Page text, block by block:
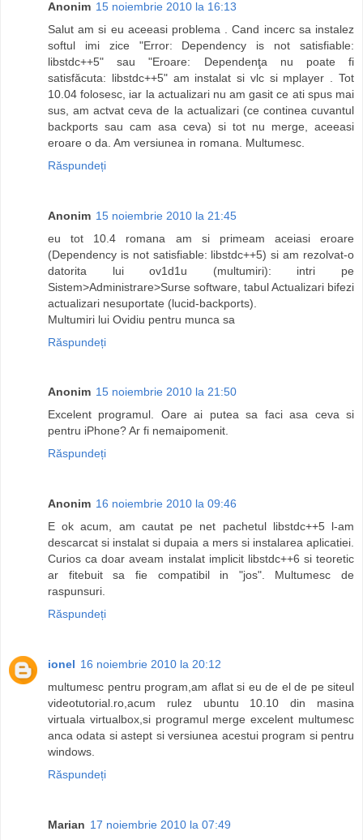
Anonim 15 noiembrie 2010 la 16:13
Salut am si eu aceeasi problema . Cand incerc sa instalez
softul imi zice "Error: Dependency is not satisfiable:
libstdc++5" sau "Eroare: Dependenţa nu poate fi
satisfăcuta: libstdc++5" am instalat si vlc si mplayer . Tot
10.04 folosesc, iar la actualizari nu am gasit ce ati spus mai
sus, am actvat ceva de la actualizari (ce continea cuvantul
backports sau cam asa ceva) si tot nu merge, aceeasi
eroare o da. Am versiunea in romana. Multumesc.
Răspundeți
Anonim 15 noiembrie 2010 la 21:45
eu tot 10.4 romana am si primeam aceiasi eroare
(Dependency is not satisfiable: libstdc++5) si am rezolvat-o
datorita lui ov1d1u (multumiri): intri pe
Sistem>Administrare>Surse software, tabul Actualizari bifezi
actualizari nesuportate (lucid-backports).
Multumiri lui Ovidiu pentru munca sa
Răspundeți
Anonim 15 noiembrie 2010 la 21:50
Excelent programul. Oare ai putea sa faci asa ceva si
pentru iPhone? Ar fi nemaipomenit.
Răspundeți
Anonim 16 noiembrie 2010 la 09:46
E ok acum, am cautat pe net pachetul libstdc++5 l-am
descarcat si instalat si dupaia a mers si instalarea aplicatiei.
Curios ca doar aveam instalat implicit libstdc++6 si teoretic
ar fitebuit sa fie compatibil in "jos". Multumesc de
raspunsuri.
Răspundeți
ionel 16 noiembrie 2010 la 20:12
multumesc pentru program,am aflat si eu de el de pe siteul
videotutorial.ro,acum rulez ubuntu 10.10 din masina
virtuala virtualbox,si programul merge excelent multumesc
anca odata si astept si versiunea acestui program si pentru
windows.
Răspundeți
Marian 17 noiembrie 2010 la 07:49